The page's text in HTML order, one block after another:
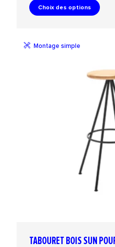
Choix des options
TABOURET BOIS SUN
Montage simple